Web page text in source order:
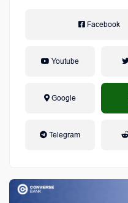
Facebook
Youtube
Google
Telegram